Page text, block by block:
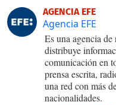
AGENCIA EFE
Agencia EFE
Es una agencia
distribuye
comunicación en
prensa escrita,
una red con más
nacionalidades.